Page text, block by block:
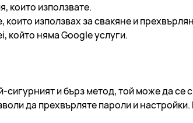
които използвате.
използвах за свакяне и
който няма Google услуги.
сигурният и бърз метод, той може да се
да прехвърляте пароли и